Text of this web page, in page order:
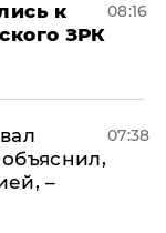
к
ЗРК
08:16
–
07:38